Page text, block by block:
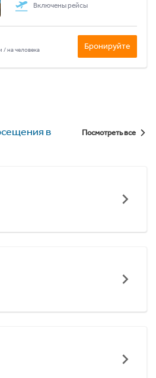
Включены рейсы
/ на человека Бронируйте
в
Посмотреть все